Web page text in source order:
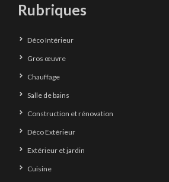
Rubriques
Déco Intérieur
Gros œuvre
Chauffage
Salle de bains
Construction et rénovation
Déco Extérieur
Extérieur et jardin
Cuisine